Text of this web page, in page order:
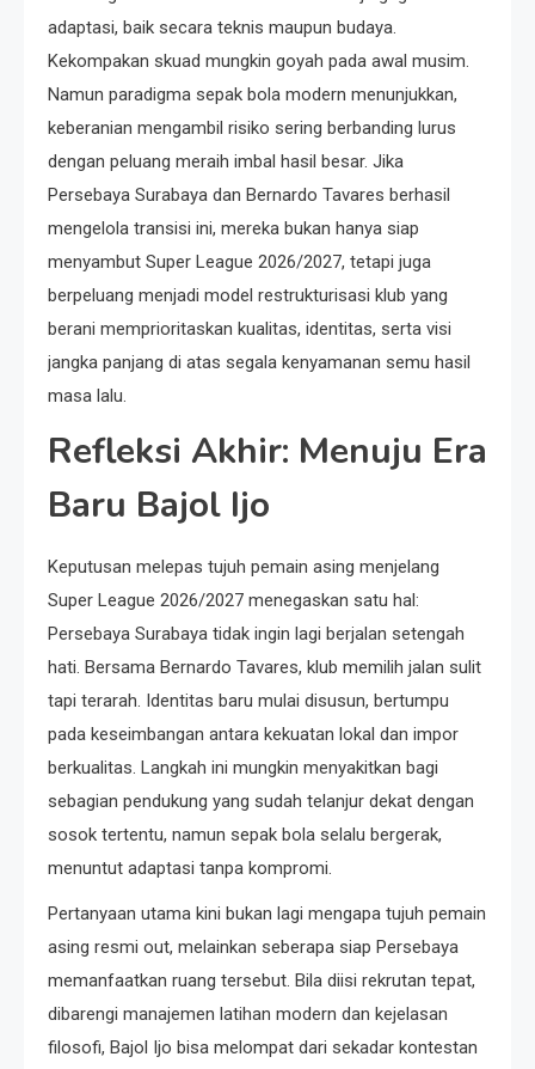
adaptasi, baik secara teknis maupun budaya.
Kekompakan skuad mungkin goyah pada awal musim.
Namun paradigma sepak bola modern menunjukkan,
keberanian mengambil risiko sering berbanding lurus
dengan peluang meraih imbal hasil besar. Jika
Persebaya Surabaya dan Bernardo Tavares berhasil
mengelola transisi ini, mereka bukan hanya siap
menyambut Super League 2026/2027, tetapi juga
berpeluang menjadi model restrukturisasi klub yang
berani memprioritaskan kualitas, identitas, serta visi
jangka panjang di atas segala kenyamanan semu hasil
masa lalu.
Refleksi Akhir: Menuju Era
Baru Bajol Ijo
Keputusan melepas tujuh pemain asing menjelang
Super League 2026/2027 menegaskan satu hal:
Persebaya Surabaya tidak ingin lagi berjalan setengah
hati. Bersama Bernardo Tavares, klub memilih jalan sulit
tapi terarah. Identitas baru mulai disusun, bertumpu
pada keseimbangan antara kekuatan lokal dan impor
berkualitas. Langkah ini mungkin menyakitkan bagi
sebagian pendukung yang sudah telanjur dekat dengan
sosok tertentu, namun sepak bola selalu bergerak,
menuntut adaptasi tanpa kompromi.
Pertanyaan utama kini bukan lagi mengapa tujuh pemain
asing resmi out, melainkan seberapa siap Persebaya
memanfaatkan ruang tersebut. Bila diisi rekrutan tepat,
dibarengi manajemen latihan modern dan kejelasan
filosofi, Bajol Ijo bisa melompat dari sekadar kontestan